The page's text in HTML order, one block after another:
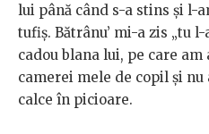
lui până când s-a stins și l-
tufiș. Bătrânu’ mi-a zis „tu
cadou blana lui, pe care
camerei mele de copil și
calce în picioare.